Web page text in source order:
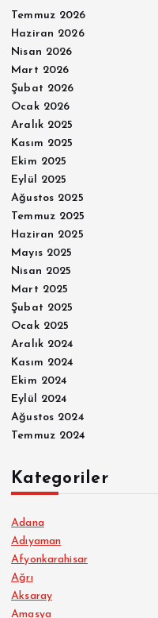
Temmuz 2026
Haziran 2026
Nisan 2026
Mart 2026
Şubat 2026
Ocak 2026
Aralık 2025
Kasım 2025
Ekim 2025
Eylül 2025
Ağustos 2025
Temmuz 2025
Haziran 2025
Mayıs 2025
Nisan 2025
Mart 2025
Şubat 2025
Ocak 2025
Aralık 2024
Kasım 2024
Ekim 2024
Eylül 2024
Ağustos 2024
Temmuz 2024
Kategoriler
Adana
Adıyaman
Afyonkarahisar
Ağrı
Aksaray
Amasya